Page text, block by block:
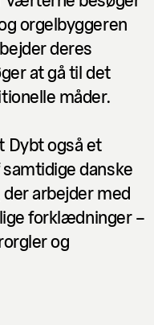
orgelbyggeren
deres
at gå til det
måder.
Dybt også et
danske
arbejder med
forklædninger –
og